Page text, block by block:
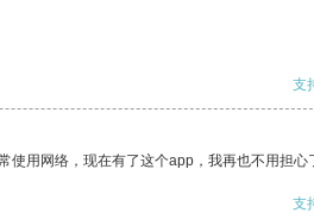
支
用网络，现在有了这个app，我再也不用担心
支